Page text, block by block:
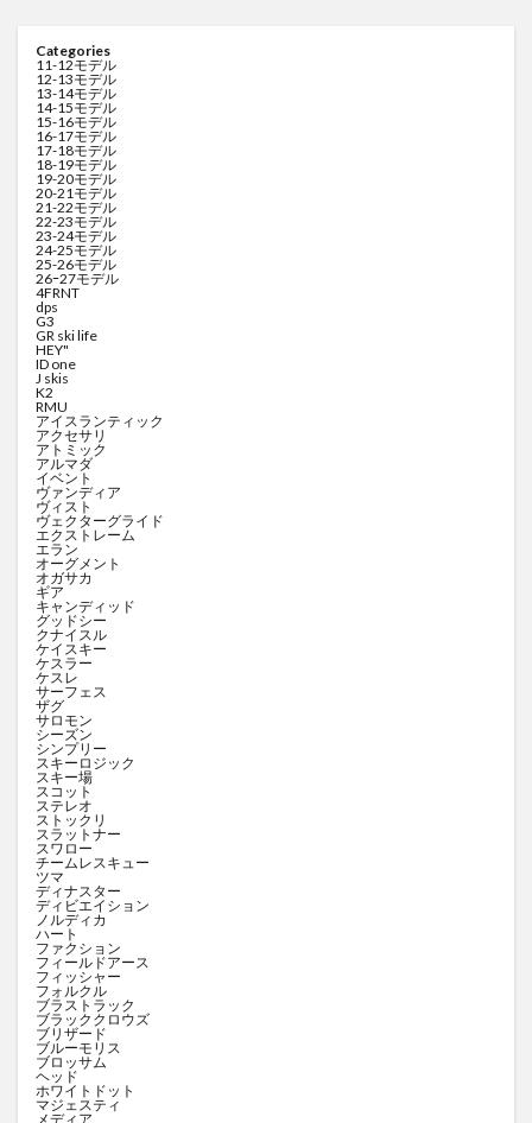
Categories
11-12モデル
12-13モデル
13-14モデル
14-15モデル
15-16モデル
16-17モデル
17-18モデル
18-19モデル
19-20モデル
20-21モデル
21-22モデル
22-23モデル
23-24モデル
24-25モデル
25-26モデル
26ｰ27モデル
4FRNT
dps
G3
GR ski life
HEY"
ID one
J skis
K2
RMU
アイスランティック
アクセサリ
アトミック
アルマダ
イベント
ヴァンディア
ヴィスト
ヴェクターグライド
エクストレーム
エラン
オーグメント
オガサカ
ギア
キャンディッド
グッドシー
クナイスル
ケイスキー
ケスラー
ケスレ
サーフェス
ザグ
サロモン
シーズン
シンプリー
スキーロジック
スキー場
スコット
ステレオ
ストックリ
スラットナー
スワロー
チームレスキュー
ツマ
ディナスター
ディビエイション
ノルディカ
ハート
ファクション
フィールドアース
フィッシャー
フォルクル
ブラストラック
ブラッククロウズ
ブリザード
ブルーモリス
ブロッサム
ヘッド
ホワイトドット
マジェスティ
メディア